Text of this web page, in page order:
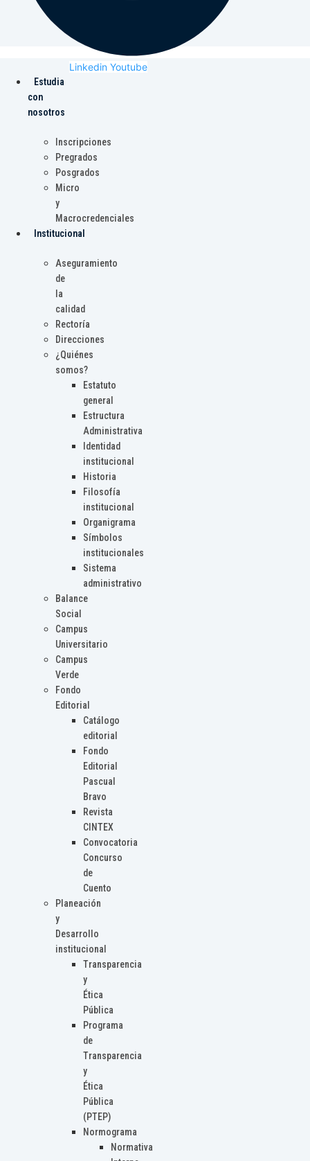
Linkedin Youtube
Estudia
con
nosotros
Inscripciones
Pregrados
Posgrados
Micro
y
Macrocredenciales
Institucional
Aseguramiento
de
la
calidad
Rectoría
Direcciones
¿Quiénes
somos?
Estatuto
general
Estructura
Administrativa
Identidad
institucional
Historia
Filosofía
institucional
Organigrama
Símbolos
institucionales
Sistema
administrativo
Balance
Social
Campus
Universitario
Campus
Verde
Fondo
Editorial
Catálogo
editorial
Fondo
Editorial
Pascual
Bravo
Revista
CINTEX
Convocatoria
Concurso
de
Cuento
Planeación
y
Desarrollo
institucional
Transparencia
y
Ética
Pública
Programa
de
Transparencia
y
Ética
Pública
(PTEP)
Normograma
Normativa